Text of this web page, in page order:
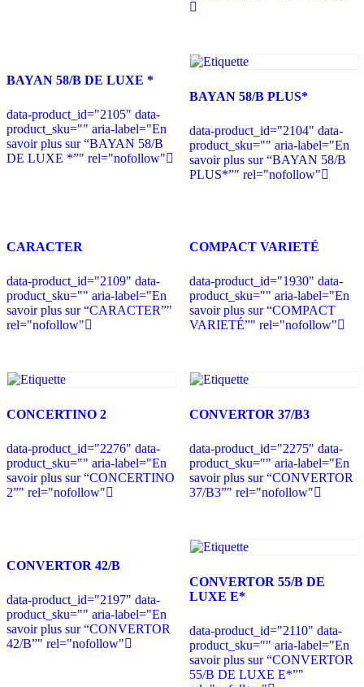
BAYAN 58/B DE LUXE *
data-product_id="2105" data-
product_sku="" aria-label="En
savoir plus sur “BAYAN 58/B
DE LUXE *”" rel="nofollow"
BAYAN 58/B PLUS*
data-product_id="2104" data-
product_sku="" aria-label="En
savoir plus sur “BAYAN 58/B
PLUS*”" rel="nofollow"
CARACTER
data-product_id="2109" data-
product_sku="" aria-label="En
savoir plus sur “CARACTER”"
rel="nofollow"
COMPACT VARIETÉ
data-product_id="1930" data-
product_sku="" aria-label="En
savoir plus sur “COMPACT
VARIETÉ”" rel="nofollow"
CONCERTINO 2
data-product_id="2276" data-
product_sku="" aria-label="En
savoir plus sur “CONCERTINO
2”" rel="nofollow"
CONVERTOR 37/B3
data-product_id="2275" data-
product_sku="" aria-label="En
savoir plus sur “CONVERTOR
37/B3”" rel="nofollow"
CONVERTOR 42/B
data-product_id="2197" data-
product_sku="" aria-label="En
savoir plus sur “CONVERTOR
42/B”" rel="nofollow"
CONVERTOR 55/B DE
LUXE E*
data-product_id="2110" data-
product_sku="" aria-label="En
savoir plus sur “CONVERTOR
55/B DE LUXE E*”"